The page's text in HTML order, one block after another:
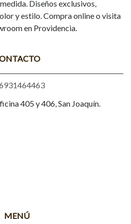
Diseños exclusivos,
y estilo. Compra online o visita
en Providencia.
405 y 406, San Joaquín.
MENÚ